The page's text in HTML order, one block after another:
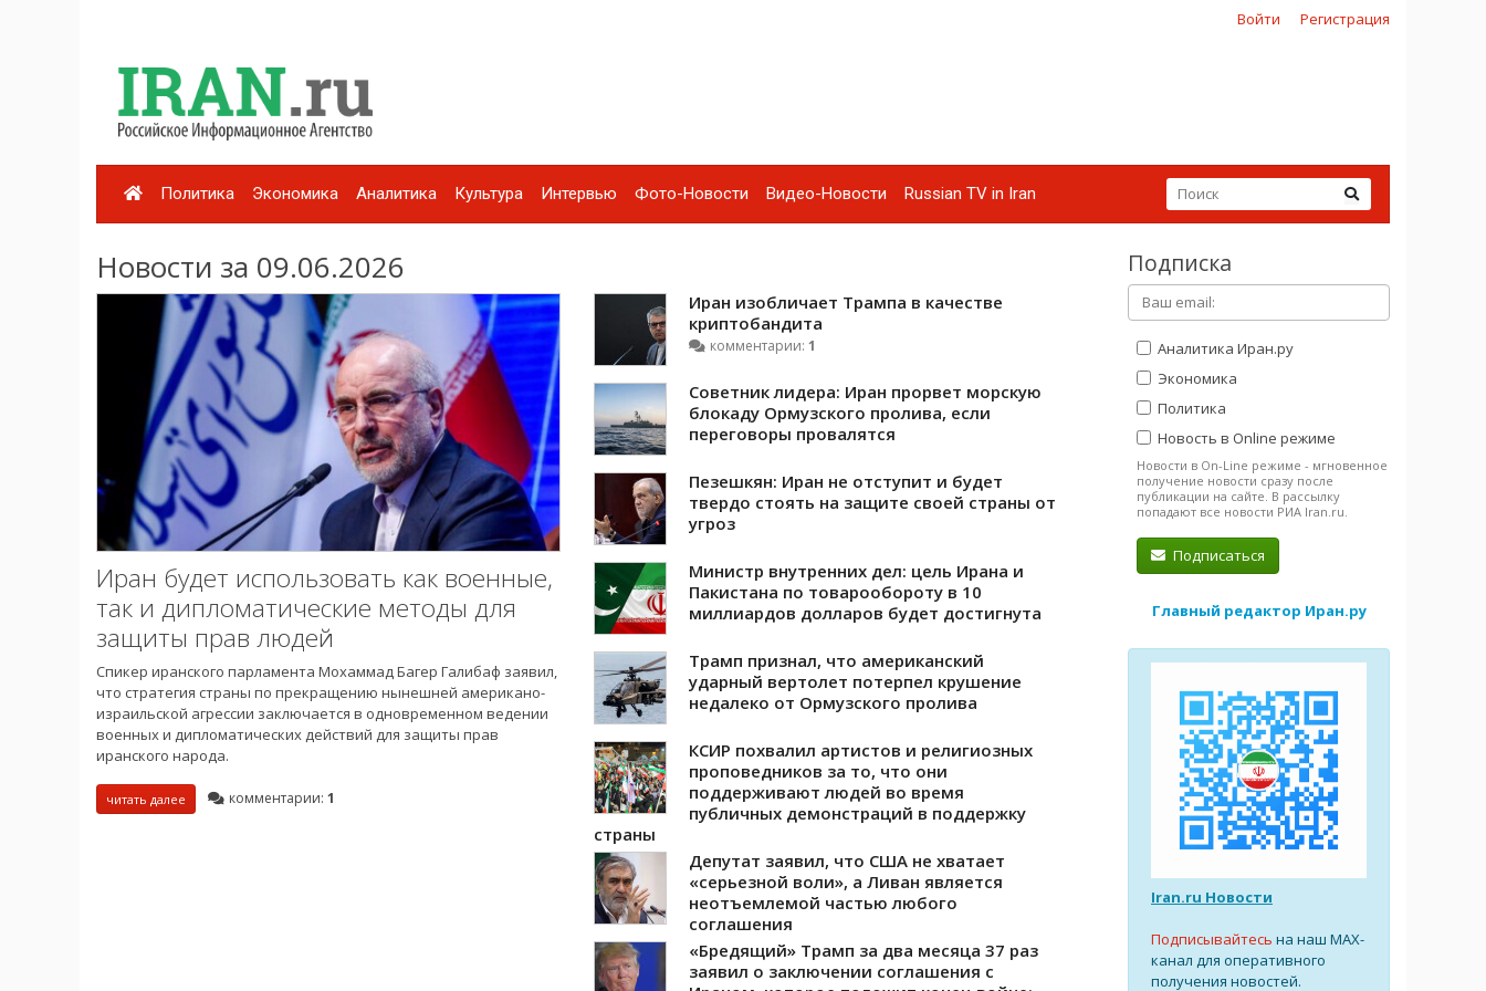
Войти Регистрация
Политика Экономика Аналитика Культура Интервью Фото-Новости Видео-Новости Russian TV in Iran
Новости за 09.06.2026
Иран будет использовать как военные,
так и дипломатические методы для
защиты прав людей
Спикер иранского парламента Мохаммад Багер Галибаф заявил,
что стратегия страны по прекращению нынешней американо-
израильской агрессии заключается в одновременном ведении
военных и дипломатических действий для защиты прав
иранского народа.
читать далее комментарии: 1
Иран изобличает Трампа в качестве
криптобандита
комментарии: 1
Советник лидера: Иран прорвет морскую
блокаду Ормузского пролива, если
переговоры провалятся
Пезешкян: Иран не отступит и будет
твердо стоять на защите своей страны от
угроз
Министр внутренних дел: цель Ирана и
Пакистана по товарообороту в 10
миллиардов долларов будет достигнута
Трамп признал, что американский
ударный вертолет потерпел крушение
недалеко от Ормузского пролива
КСИР похвалил артистов и религиозных
проповедников за то, что они
поддерживают людей во время
публичных демонстраций в поддержку
страны
Депутат заявил, что США не хватает
«серьезной воли», а Ливан является
неотъемлемой частью любого
соглашения
«Бредящий» Трамп за два месяца 37 раз
заявил о заключении соглашения с
Подписка
Аналитика Иран.ру
Экономика
Политика
Новость в Online режиме
Новости в On-Line режиме - мгновенное
получение новости сразу после
публикации на сайте. В рассылку
попадают все новости РИА Iran.ru.
Подписаться
Главный редактор Иран.ру
Iran.ru Новости
Подписывайтесь на наш MAX-
канал для оперативного
получения новостей.